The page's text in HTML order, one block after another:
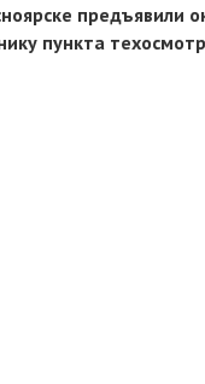
предъявили
пункта